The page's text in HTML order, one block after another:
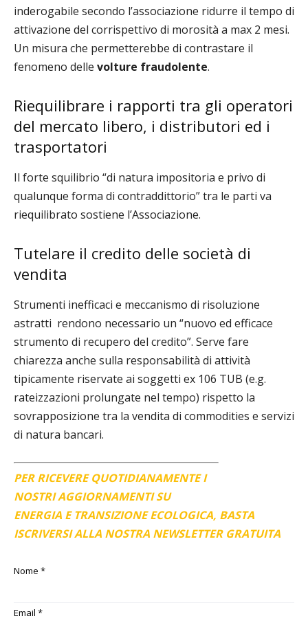
inderogabile secondo l’associazione ridurre il tempo di
attivazione del corrispettivo di morosità a max 2 mesi.
Un misura che permetterebbe di contrastare il
fenomeno delle volture fraudolente.
Riequilibrare i rapporti tra gli operatori
del mercato libero, i distributori ed i
trasportatori
Il forte squilibrio “di natura impositoria e privo di
qualunque forma di contraddittorio” tra le parti va
riequilibrato sostiene l’Associazione.
Tutelare il credito delle società di
vendita
Strumenti inefficaci e meccanismo di risoluzione
astratti rendono necessario un “nuovo ed efficace
strumento di recupero del credito”. Serve fare
chiarezza anche sulla responsabilità di attività
tipicamente riservate ai soggetti ex 106 TUB (e.g.
rateizzazioni prolungate nel tempo) rispetto la
sovrapposizione tra la vendita di commodities e servizi
di natura bancari.
PER RICEVERE QUOTIDIANAMENTE I
NOSTRI AGGIORNAMENTI SU
ENERGIA E TRANSIZIONE ECOLOGICA, BASTA
ISCRIVERSI ALLA NOSTRA NEWSLETTER GRATUITA
Nome *
Email *